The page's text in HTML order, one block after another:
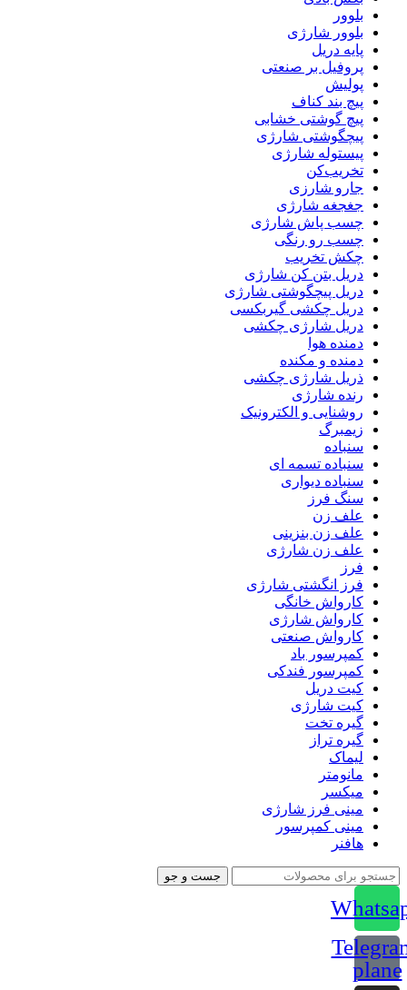
بلوور
بلوور شارژی
پایه دریل
پروفیل بر صنعتی
پولیش
پیچ بند کناف
پیچ گوشتی خشابی
پیچگوشتی شارژی
پیستوله شارژی
تخریب‌کن
جارو شارزی
جغجغه شارژی
چسب پاش شارژی
چسب رو رنگی
چکش تخریب
دریل بتن کن شارژی
دریل پیچگوشتی شارژی
دریل چکشی گیربکسی
دریل شارژی چکشی
دمنده هوا
دمنده و مکنده
ذریل شارژی چکشی
رنده شارژی
روشنایی و الکترونیک
زیمبرگ
سنباده
سنباده تسمه ای
سنباده دیواری
سنگ فرز
علف زن
علف زن بنزینی
علف زن شارژی
فرز
فرز انگشتی شارژی
کارواش خانگی
کارواش شارژی
کارواش صنعتی
کمپرسور باد
کمپرسور فندکی
کیت دریل
کیت شارژی
گیره تخت
گیره تراز
لیماک
مانومتر
میکسر
مینی فرز شارژی
مینی کمپرسور
هافنر
جست و جو
plane